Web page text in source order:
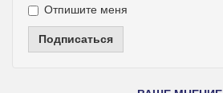
Отпишите меня
Подписаться